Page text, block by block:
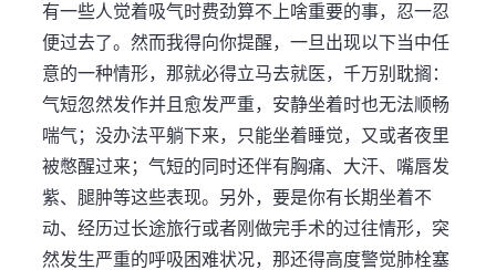
有一些人觉着吸气时费劲算不上啥重要的事，忍一忍
便过去了。然而我得向你提醒，一旦出现以下当中任
意的一种情形，那就必得立马去就医，千万别耽搁：
气短忽然发作并且愈发严重，安静坐着时也无法顺畅
喘气；没办法平躺下来，只能坐着睡觉，又或者夜里
被憋醒过来；气短的同时还伴有胸痛、大汗、嘴唇发
紫、腿肿等这些表现。另外，要是你有长期坐着不
动、经历过长途旅行或者刚做完手术的过往情形，突
然发生严重的呼吸困难状况，那还得高度警觉肺栓塞